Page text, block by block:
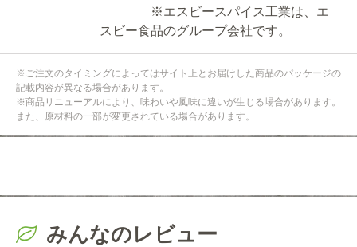
※エスビースパイス工業は、エ
スビー食品のグループ会社です。
※ご注文のタイミングによってはサイト上とお届けした商品のパッケージの
記載内容が異なる場合があります。
※商品リニューアルにより、味わいや風味に違いが生じる場合があります。
また、原材料の一部が変更されている場合があります。
みんなのレビュー